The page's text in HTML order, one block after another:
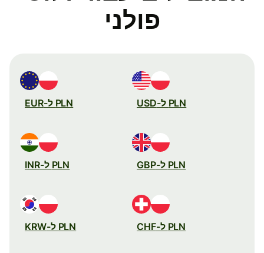
פולני
PLN ל-USD PLN ל-EUR
PLN ל-GBP PLN ל-INR
PLN ל-CHF PLN ל-KRW